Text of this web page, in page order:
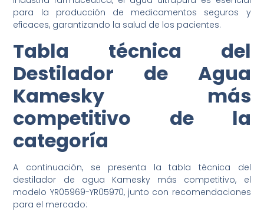
para la producción de medicamentos seguros y
eficaces, garantizando la salud de los pacientes.
Tabla técnica del
Destilador de Agua
Kamesky más
competitivo de la
categoría
A continuación, se presenta la tabla técnica del
destilador de agua Kamesky más competitivo, el
modelo YR05969-YR05970, junto con recomendaciones
para el mercado: